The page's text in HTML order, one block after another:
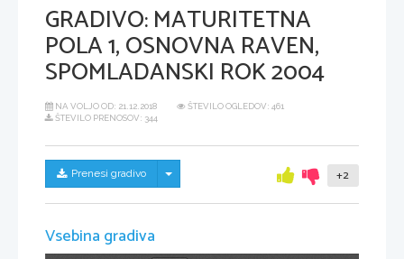
GRADIVO:MATURITETNA
POLA 1, OSNOVNA RAVEN,
SPOMLADANSKI ROK 2004
NA VOLJO OD: 21.12.2018
ŠTEVILO OGLEDOV: 461
ŠTEVILO PRENOSOV: 344
Prenesi gradivo Skrij/prikaži meni +2
Vsebina gradiva